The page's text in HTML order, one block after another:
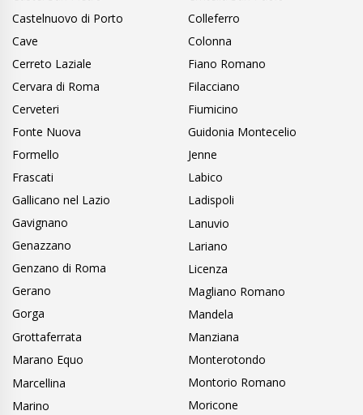
Castelnuovo di Porto
Cave
Cerreto Laziale
Cervara di Roma
Cerveteri
Colleferro
Colonna
Fiano Romano
Filacciano
Fiumicino
Fonte Nuova
Formello
Frascati
Gallicano nel Lazio
Gavignano
Genazzano
Genzano di Roma
Gerano
Gorga
Grottaferrata
Guidonia Montecelio
Jenne
Labico
Ladispoli
Lanuvio
Lariano
Licenza
Magliano Romano
Mandela
Manziana
Marano Equo
Marcellina
Marino
Monterotondo
Montorio Romano
Moricone